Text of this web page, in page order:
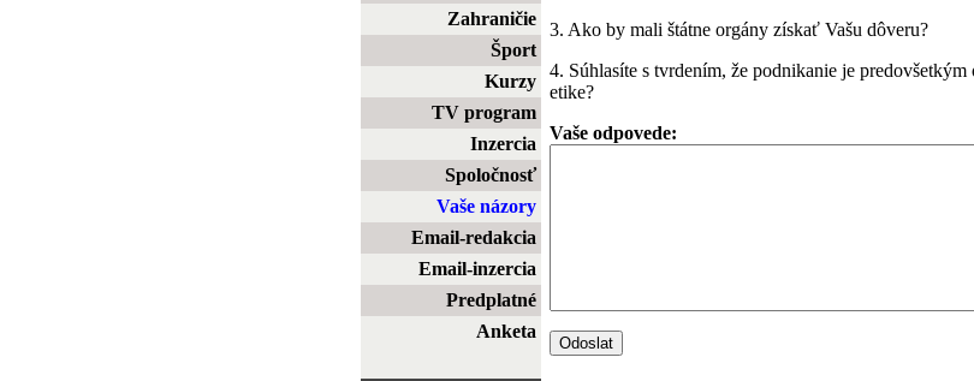
Zahraničie
Šport
Kurzy
TV program
Inzercia
Spoločnosť
Vaše názory
Email-redakcia
Email-inzercia
Predplatné
Anketa
3. Ako by mali štátne orgány získať Vašu dôveru?
4. Súhlasíte s tvrdením, že podnikanie je predovšetkým
etike?
Vaše odpovede: